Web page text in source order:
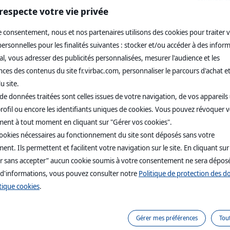
de marquage
types de marquage :
(sécrétés par des chats calmes)
apaisé dans son environnement,il frotte sa tête contre des coins
de mursafin de déposer desphéromones calmantes. C'est ce
de confiance.
(sécrétés par des chats stressés)
à un facteur de stress, ou si son environnement se voit modifié, il
par des marquages urinaires, des griffades sur des surfaces
provoquerun état de stress chez d'autres chats s'approchant
PRODUITS POUR
votre vie privée
consentement, nous et nos partenaires utilisons des cookies pour traiter
pour les finalités suivantes : stocker et/ou accéder à des
vous adresser des publicités personnalisées, mesurer l'audience et les
des contenus du site fr.virbac.com, personnaliser le parcours d'achat
site.
données traitées sont celles issues de votre navigation, de vos appareils
ou encore les identifiants uniques de cookies. Vous pouvez révoquer
à tout moment en cliquant sur "Gérer vos cookies".
nécessaires au fonctionnement du site sont déposés sans votre
Ils permettent et facilitent votre navigation sur le site. En cliquant sur
sans accepter” aucun cookie soumis à votre consentement ne sera
vous pouvez consulter notre Politique de protection des
cookies.
Gérer mes préférences